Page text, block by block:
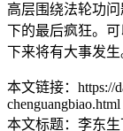
高层围绕法轮功
下的最后疯狂。
下来将有大事发生
本文链接：https://
chenguangbiao.html
本文标题：李东